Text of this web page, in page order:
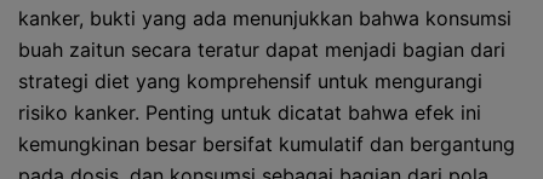
kanker, bukti yang ada menunjukkan bahwa konsumsi
buah zaitun secara teratur dapat menjadi bagian dari
strategi diet yang komprehensif untuk mengurangi
risiko kanker. Penting untuk dicatat bahwa efek ini
kemungkinan besar bersifat kumulatif dan bergantung